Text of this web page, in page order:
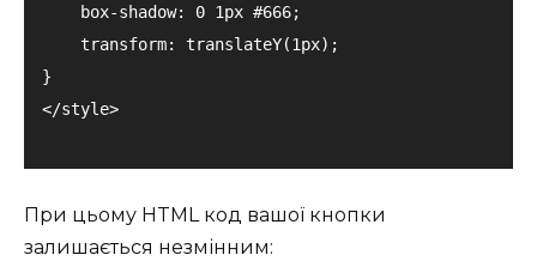
}
При цьому HTML код вашої кнопки
залишається незмінним: